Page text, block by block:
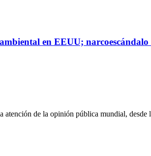
en EEUU;
atención de la opinión pública mundial,